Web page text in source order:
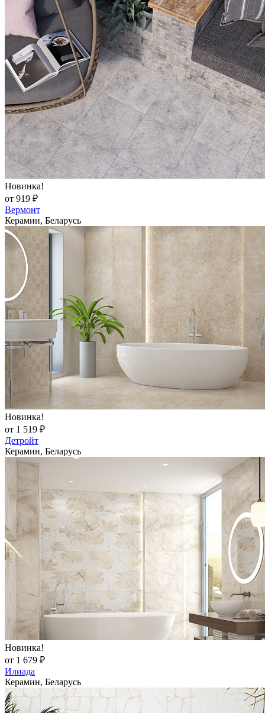
Новинка!
от 919 ₽
Вермонт
Керамин, Беларусь
Новинка!
от 1 519 ₽
Детройт
Керамин, Беларусь
Новинка!
от 1 679 ₽
Илиада
Керамин, Беларусь